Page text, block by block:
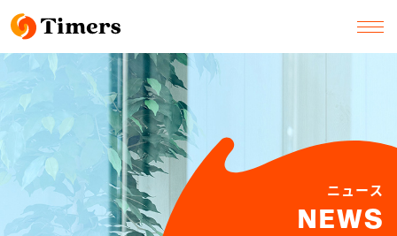
ニュース
NEWS